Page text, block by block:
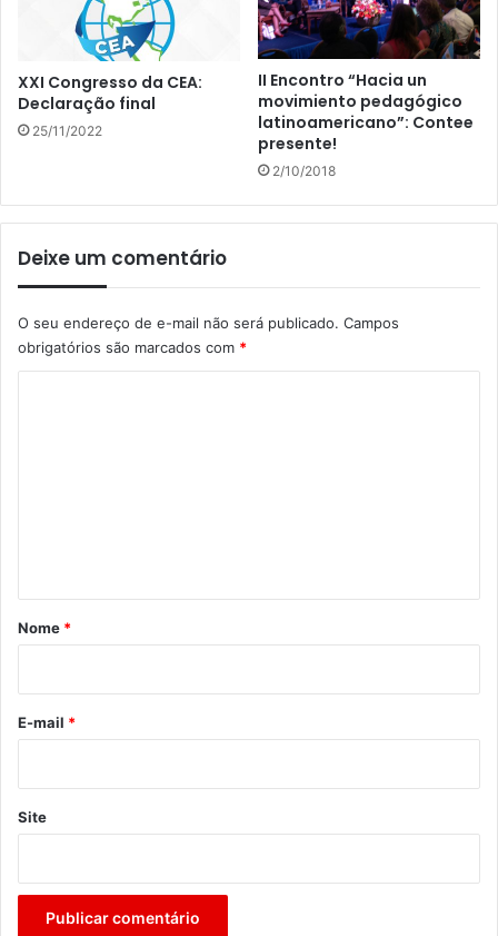
XXI Congresso da CEA:
Declaração final
25/11/2022
II Encontro “Hacia un
movimiento pedagógico
latinoamericano”: Contee
presente!
2/10/2018
Deixe um comentário
O seu endereço de e-mail não será publicado. Campos
obrigatórios são marcados com *
r
*
Nome *
E-mail *
Site